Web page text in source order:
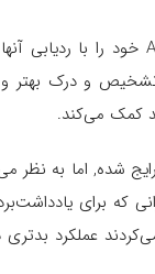
و درک بهتر
کمک می‌کند.
شده, اما به نظر
در سال 2014 نشان داد
عملکرد بدتری